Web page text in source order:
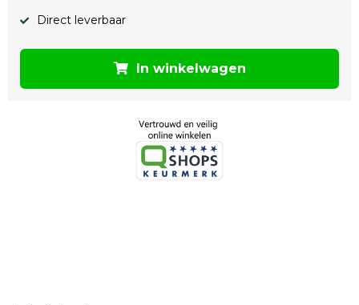
Direct leverbaar
In winkelwagen